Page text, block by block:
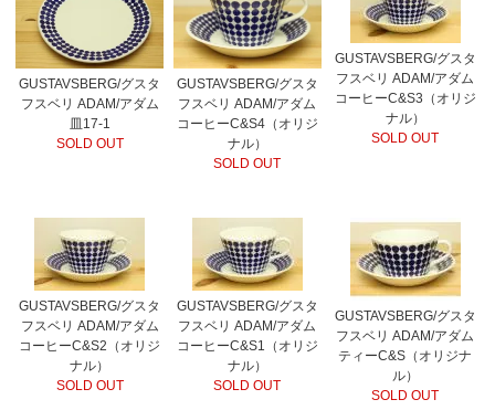
GUSTAVSBERG/グスタ
フスベリ ADAM/アダム
皿17-1
SOLD OUT
GUSTAVSBERG/グスタ
フスベリ ADAM/アダム
コーヒーC&S4（オリジ
ナル）
SOLD OUT
GUSTAVSBERG/グスタ
フスベリ ADAM/アダム
コーヒーC&S3（オリジ
ナル）
SOLD OUT
GUSTAVSBERG/グスタ
フスベリ ADAM/アダム
コーヒーC&S2（オリジ
ナル）
SOLD OUT
GUSTAVSBERG/グスタ
フスベリ ADAM/アダム
コーヒーC&S1（オリジ
ナル）
SOLD OUT
GUSTAVSBERG/グスタ
フスベリ ADAM/アダム
ティーC&S（オリジナ
ル）
SOLD OUT